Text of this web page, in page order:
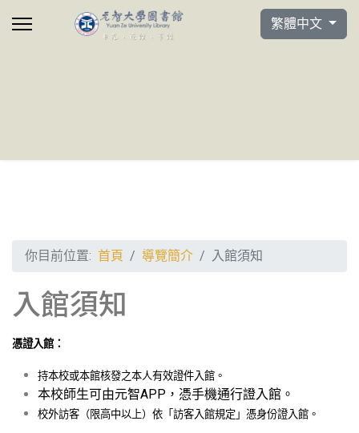
選擇你的語言
繁體中文
你目前位置: 首頁 導覽簡介 入館須知
入館須知
憑證入館：
持本校或本館核發之本人有效證件入館。
本校師生可由元智APP，憑手機通行證入館。
校外訪客（限高中以上）依「訪客入館規定」憑身份證入館。